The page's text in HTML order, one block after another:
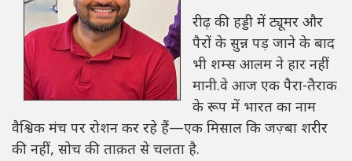
रीढ़ की हड्डी में ट्यूमर और
पैरों के सुन्न पड़ जाने के बाद
भी शम्स आलम ने हार नहीं
मानी.वे आज एक पैरा-तैराक
के रूप में भारत का नाम
वैश्विक मंच पर रोशन कर रहे हैं—एक मिसाल कि जज़्बा शरीर
की नहीं, सोच की ताक़त से चलता है.